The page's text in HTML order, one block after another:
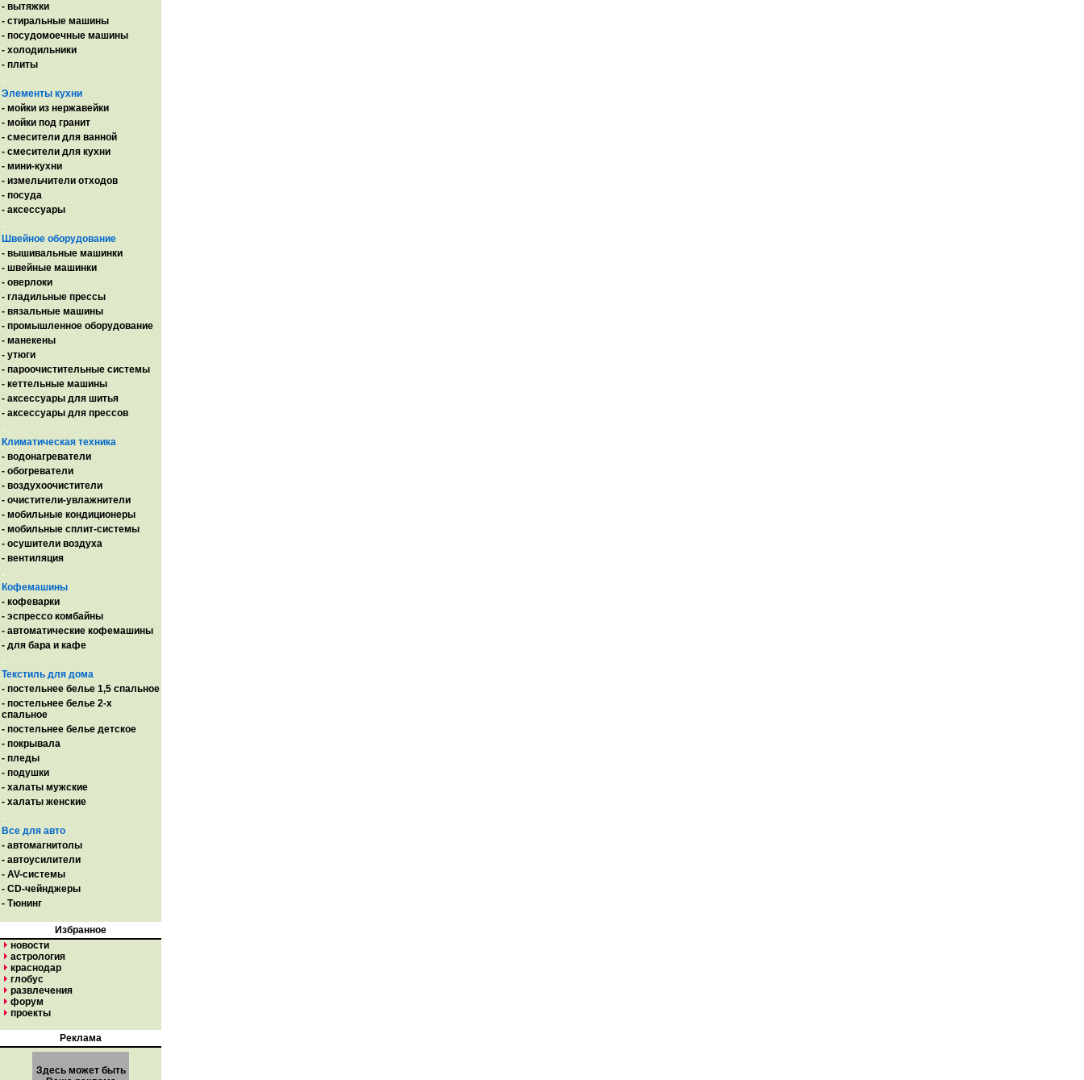
- вытяжки
- стиральные машины
- посудомоечные машины
- холодильники
- плиты
.
Элементы кухни
- мойки из нержавейки
- мойки под гранит
- смесители для ванной
- смесители для кухни
- мини-кухни
- измельчители отходов
- посуда
- аксессуары
.
Швейное оборудование
- вышивальные машинки
- швейные машинки
- оверлоки
- гладильные прессы
- вязальные машины
- промышленное оборудование
- манекены
- утюги
- пароочистительные системы
- кеттельные машины
- аксессуары для шитья
- аксессуары для прессов
.
Климатическая техника
- водонагреватели
- обогреватели
- воздухоочистители
- очистители-увлажнители
- мобильные кондиционеры
- мобильные сплит-системы
- осушители воздуха
- вентиляция
.
Кофемашины
- кофеварки
- эспрессо комбайны
- автоматические кофемашины
- для бара и кафе
.
Текстиль для дома
- постельнее белье 1,5 спальное
- постельнее белье 2-х
спальное
- постельнее белье детское
- покрывала
- пледы
- подушки
- халаты мужские
- халаты женские
.
Все для авто
- автомагнитолы
- автоусилители
- AV-системы
- CD-чейнджеры
- Тюнинг
Избранное
новости
астрология
краснодар
глобус
развлечения
форум
проекты
Реклама
Здесь может быть